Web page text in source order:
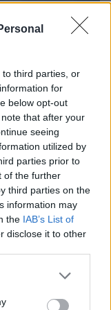
third parties, or
for
below opt-out
that after your
seeing
utilized by
parties prior to
of the further
third parties on the
information may
the IAB’s List of
disclose it to other
or more Google
You may click to
τους
τα αναδρομικά